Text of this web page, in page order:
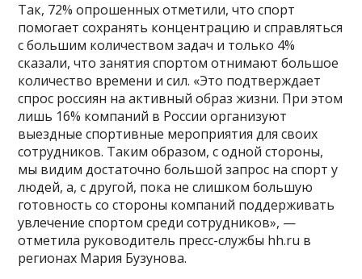
Так, 72% опрошенных отметили, что спорт
помогает сохранять концентрацию и справляться
с большим количеством задач и только 4%
сказали, что занятия спортом отнимают большое
количество времени и сил. «Это подтверждает
спрос россиян на активный образ жизни. При этом
лишь 16% компаний в России организуют
выездные спортивные мероприятия для своих
сотрудников. Таким образом, с одной стороны,
мы видим достаточно большой запрос на спорт у
людей, а, с другой, пока не слишком большую
готовность со стороны компаний поддерживать
увлечение спортом среди сотрудников», —
отметила руководитель пресс-службы hh.ru в
регионах Мария Бузунова.